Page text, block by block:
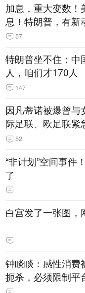
加息，重大变数！
息！特朗普，有新
57
特朗普坐不住：中
人，咱们才170人
147
因凡蒂诺被爆曾与
际足联、欧足联紧
52
“非计划”空间事件
了
白宫发了一张图，
钟睒睒：感性消费
扼杀，必须限制平